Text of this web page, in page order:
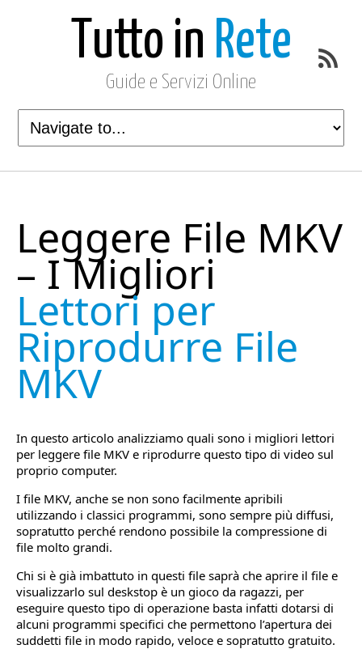
Tutto in Rete
Guide e Servizi Online
Leggere File MKV
– I Migliori
Lettori per
Riprodurre File
MKV
In questo articolo analizziamo quali sono i migliori lettori
per leggere file MKV e riprodurre questo tipo di video sul
proprio computer.
I file MKV, anche se non sono facilmente apribili
utilizzando i classici programmi, sono sempre più diffusi,
sopratutto perché rendono possibile la compressione di
file molto grandi.
Chi si è già imbattuto in questi file saprà che aprire il file e
visualizzarlo sul deskstop è un gioco da ragazzi, per
eseguire questo tipo di operazione basta infatti dotarsi di
alcuni programmi specifici che permettono l’apertura dei
suddetti file in modo rapido, veloce e sopratutto gratuito.